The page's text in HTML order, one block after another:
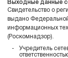
Выходные данные
Свидетельство о
выдано
информационных
(Роскомнадзор).
Учредитель